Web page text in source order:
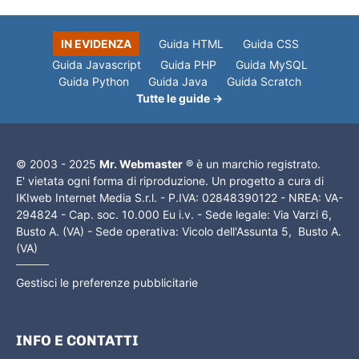
IN EVIDENZA Guida HTML
Guida CSS
Guida Javascript
Guida PHP
Guida MySQL
Guida Python
Guida Java
Guida Scratch
Tutte le guide →
© 2003 - 2025 Mr. Webmaster ® è un marchio registrato.
E' vietata ogni forma di riproduzione. Un progetto a cura di
IKIweb Internet Media S.r.l. - P.IVA: 02848390122 - NREA: VA-
294824 - Cap. soc. 10.000 Eu i.v. - Sede legale: Via Varzi 6,
Busto A. (VA) - Sede operativa: Vicolo dell'Assunta 5, Busto A.
(VA)
Gestisci le preferenze pubblicitarie
INFO E CONTATTI